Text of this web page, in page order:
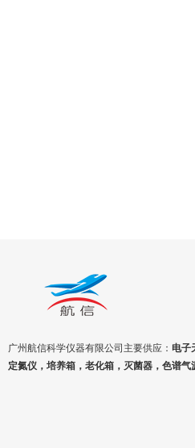
广州航信科学仪器有限公司主要供应： 电子
定氮仪，培养箱，老化箱，灭菌器，色谱